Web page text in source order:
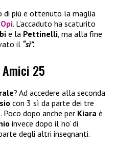
di più e ottenuto la maglia
Opi. L’accaduto ha scaturito
e la Pettinelli, ma alla fine
il “sì”.
25
? Ad accedere alla seconda
con 3 sì da parte dei tre
. Poco dopo anche per Kiara è
invece dopo il ‘no’ di
degli altri insegnanti.